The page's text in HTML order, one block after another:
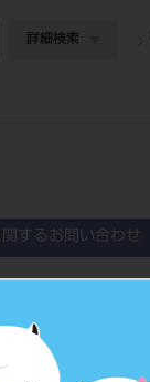
詳細検索
するお問い合わせ
アンテリ